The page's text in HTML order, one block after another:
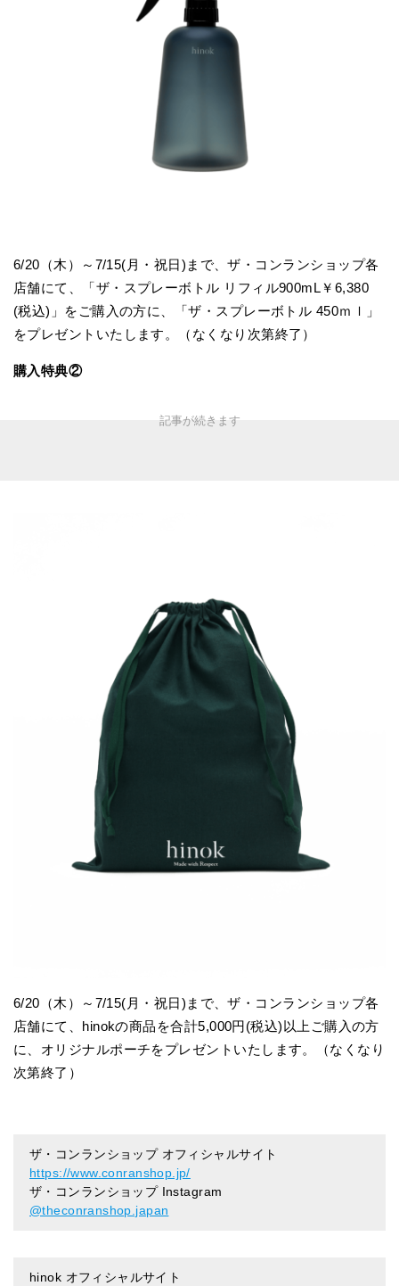
6/20（木）～7/15(月・祝日)まで、ザ・コンランショップ各
店舗にて、「ザ・スプレーボトル リフィル900mL￥6,380
(税込)」をご購入の方に、「ザ・スプレーボトル 450ｍｌ」
をプレゼントいたします。（なくなり次第終了）
購入特典②
6/20（木）～7/15(月・祝日)まで、ザ・コンランショップ各
店舗にて、hinokの商品を合計5,000円(税込)以上ご購入の方
に、オリジナルポーチをプレゼントいたします。（なくなり
次第終了）
ザ・コンランショップ オフィシャルサイト
https://www.conranshop.jp/
ザ・コンランショップ Instagram
@theconranshop.japan
hinok オフィシャルサイト